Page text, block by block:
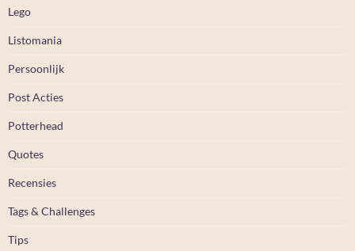
Lego
Listomania
Persoonlijk
Post Acties
Potterhead
Quotes
Recensies
Tags & Challenges
Tips